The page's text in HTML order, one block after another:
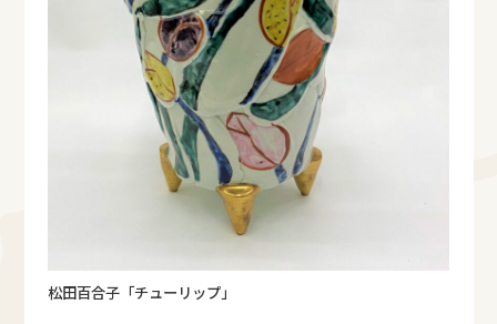
松田百合子「チューリップ」